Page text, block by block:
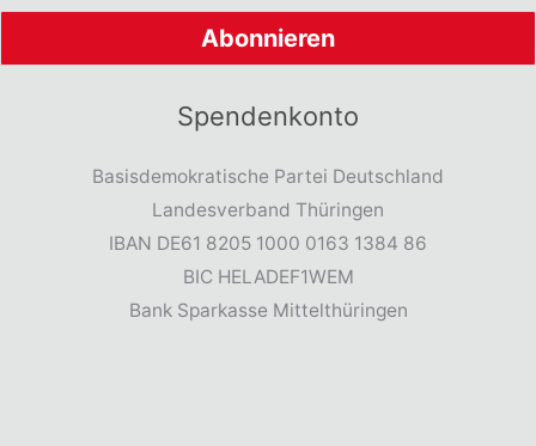
Spendenkonto
Basisdemokratische Partei Deutschland
Landesverband Thüringen
IBAN DE61 8205 1000 0163 1384 86
BIC HELADEF1WEM
Bank Sparkasse Mittelthüringen